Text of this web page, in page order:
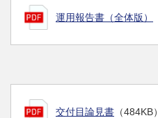
運用報告書（全体版）
交付目論見書 （484KB）